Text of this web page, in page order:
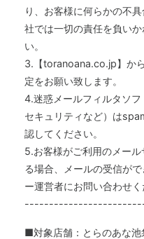
り、お客様に何らかの不
社では一切の責任を負い
い。
3.【toranoana.co.jp】か
定をお願い致します。
4.迷惑メールフィルタソ
セキュリティなど）は
認してください。
5.お客様がご利用のメー
る場合、メールの受信が
ー運営者にお問い合わせく
■対象店舗：とらのあな池